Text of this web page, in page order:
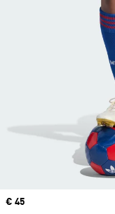
Precio
€ 45